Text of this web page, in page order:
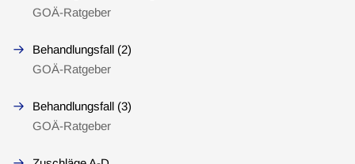
GOÄ-Ratgeber
Behandlungsfall (2)
GOÄ-Ratgeber
Behandlungsfall (3)
GOÄ-Ratgeber